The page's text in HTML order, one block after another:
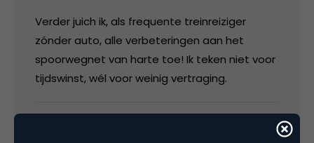
Verder juich ik, als frequente treinreiziger
zónder auto, alle verbeteringen aan het
spoorwegnet van harte toe! Ik teken niet voor
tijdswinst, wél voor weinig vertraging.